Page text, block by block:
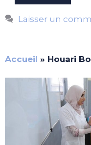
Laisser un
Accueil » Houari